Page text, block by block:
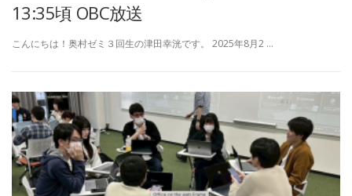
13:35頃 OBC放送
こんにちは！奥村ゼミ３回生の津田幸洸です。 2025年8月2 …